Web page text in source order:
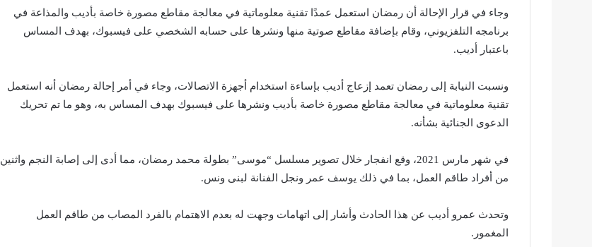
وجاء في قرار الإحالة أن رمضان استعمل عمدًا تقنية معلوماتية في معالجة مقاطع مصورة خاصة بأديب والمذاعة في
برنامجه التلفزيوني، وقام بإضافة مقاطع صوتية منها ونشرها على حسابه الشخصي على فيسبوك، بهدف المساس
باعتبار أديب.
ونسبت النيابة إلى رمضان تعمد إزعاج أديب بإساءة استخدام أجهزة الاتصالات، وجاء في أمر إحالة رمضان أنه استعمل
تقنية معلوماتية في معالجة مقاطع مصورة خاصة بأديب ونشرها على فيسبوك بهدف المساس به، وهو ما تم تحريك
الدعوى الجنائية بشأنه.
في شهر مارس 2021، وقع انفجار خلال تصوير مسلسل “موسى” بطولة محمد رمضان، مما أدى إلى إصابة النجم واثنين
من أفراد طاقم العمل، بما في ذلك يوسف عمر ونجل الفنانة لبنى ونس.
وتحدث عمرو أديب عن هذا الحادث وأشار إلى اتهامات وجهت له بعدم الاهتمام بالفرد المصاب من طاقم العمل
المغمور.